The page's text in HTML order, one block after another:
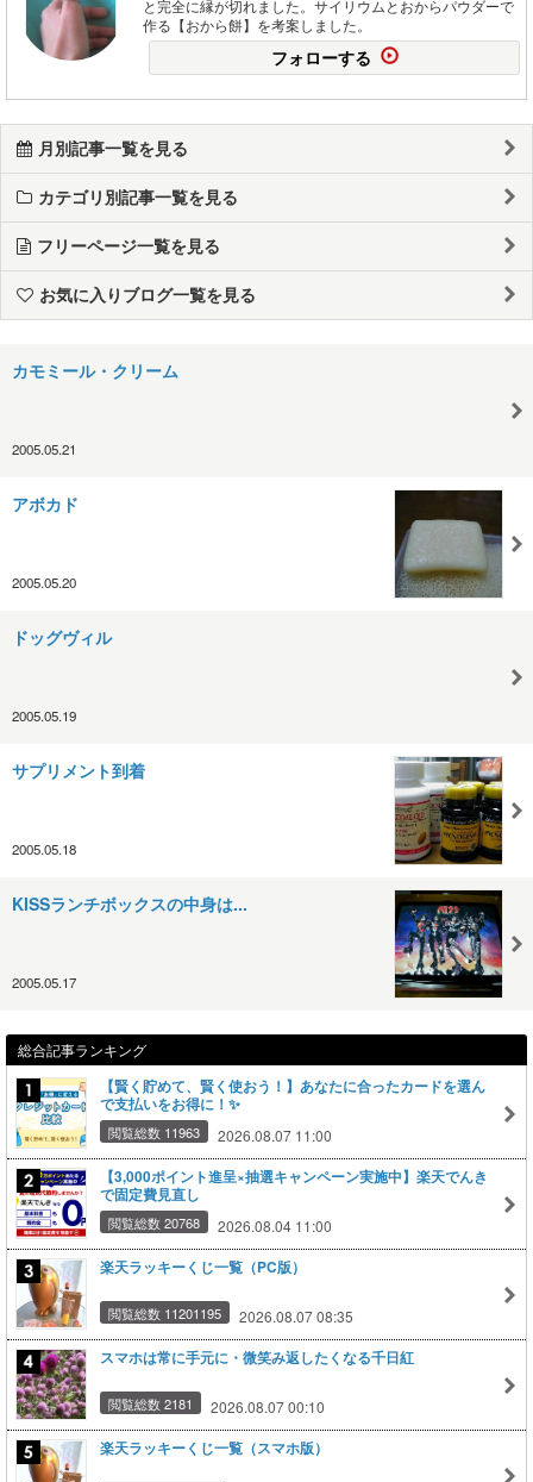
と完全に縁が切れました。サイリウムとおからパウダーで
作る【おから餅】を考案しました。
フォローする
月別記事一覧を見る
カテゴリ別記事一覧を見る
フリーページ一覧を見る
お気に入りブログ一覧を見る
カモミール・クリーム
2005.05.21
アボカド
2005.05.20
ドッグヴィル
2005.05.19
サプリメント到着
2005.05.18
KISSランチボックスの中身は...
2005.05.17
総合記事ランキング
【賢く貯めて、賢く使おう！】あなたに合ったカードを選ん
で支払いをお得に！✨
閲覧総数 11963 2026.08.07 11:00
【3,000ポイント進呈×抽選キャンペーン実施中】楽天でんき
で固定費見直し
閲覧総数 20768 2026.08.04 11:00
楽天ラッキーくじ一覧（PC版）
閲覧総数 11201195 2026.08.07 08:35
スマホは常に手元に・微笑み返したくなる千日紅
閲覧総数 2181 2026.08.07 00:10
楽天ラッキーくじ一覧（スマホ版）